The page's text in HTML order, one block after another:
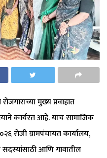
मुख्य प्रवाहात
कार्यरत आहे. याच सामाजिक
रोजी ग्रामपंचायत कार्यालय,
आणि गावातील